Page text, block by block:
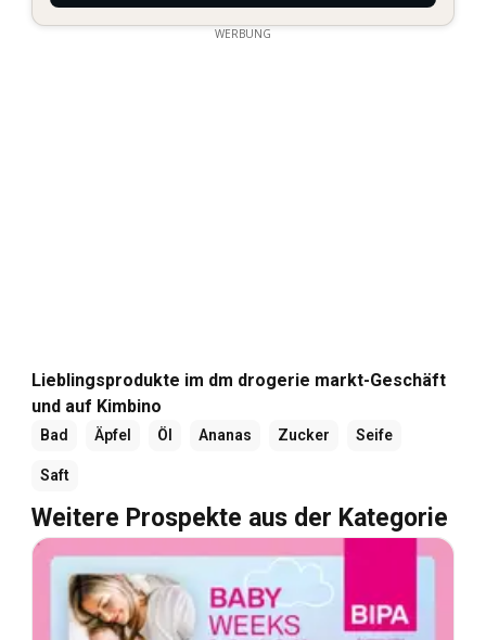
WERBUNG
Lieblingsprodukte im dm drogerie markt-Geschäft
und auf Kimbino
Bad Äpfel Öl Ananas Zucker Seife
Saft
Weitere Prospekte aus der Kategorie